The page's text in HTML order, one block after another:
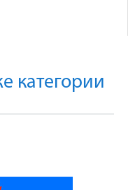
категории